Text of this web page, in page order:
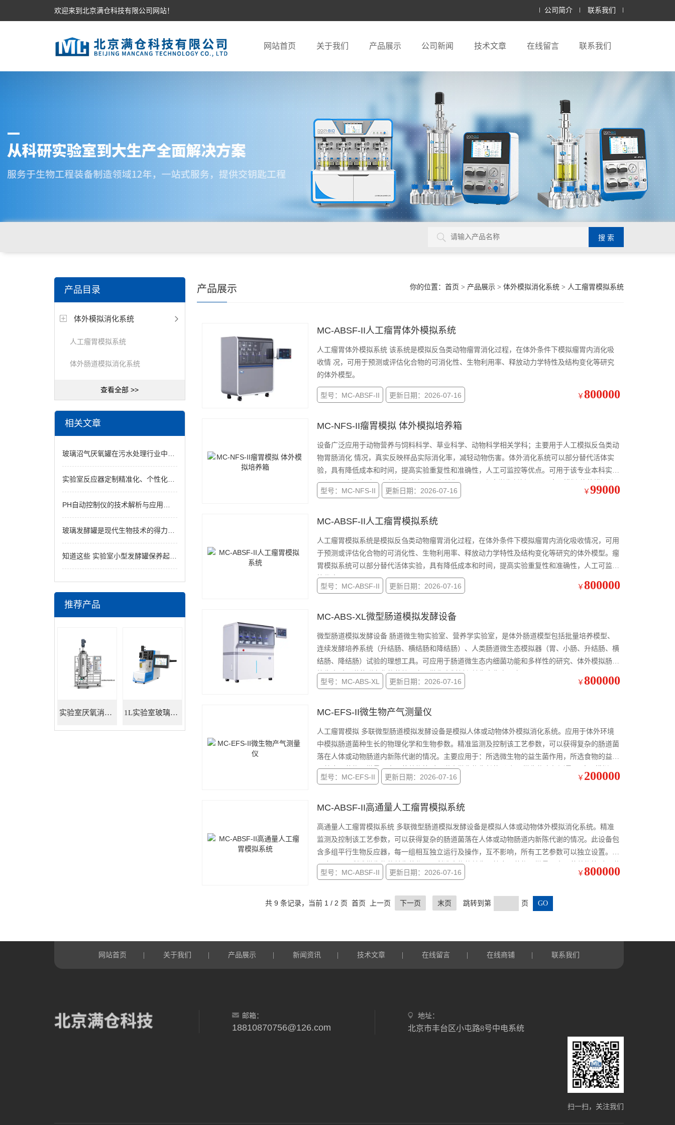
欢迎来到北京满仓科技有限公司网站！ 公司简介 联系我们
网站首页 关于我们 产品展示 公司新闻 技术文章 在线留言 联系我们
产品目录
体外模拟消化系统
人工瘤胃模拟系统
体外肠道模拟消化系统
查看全部 >>
相关文章
玻璃沼气厌氧罐在污水处理行业中是怎么样的存在
实验室反应器定制精准化、个性化的科研之路
PH自动控制仪的技术解析与应用指南
玻璃发酵罐是现代生物技术的得力助手
知道这些 实验室小型发酵罐保养起来更轻松
推荐产品
实验室厌氧消化罐 餐厨垃圾沼气发酵 1L实验室玻璃发酵罐
你的位置： 首页 > 产品展示 > 体外模拟消化系统 > 人工瘤胃模拟系统
产品展示
MC-ABSF-II人工瘤胃体外模拟系统
人工瘤胃体外模拟系统 该系统是模拟反刍类动物瘤胃消化过程，在体外条件下模拟瘤胃内消化吸
收情 况，可用于预测或评估化合物的可消化性、生物利用率、释放动力学特性及结构变化等研究
的体外模型。
型号：MC-ABSF-II 更新日期：2026-07-16 ￥ 800000
MC-NFS-II瘤胃模拟 体外模拟培养箱
设备广泛应用于动物营养与饲料科学、草业科学、动物科学相关学科；主要用于人工模拟反刍类动
物胃肠消化 情况，真实反映样品实际消化率，减轻动物伤害。体外消化系统可以部分替代活体实
验，具有降低成本和时间，提高实验重复性和准确性，人工可监控等优点。可用于该专业本科实验
课程、研究生实验、本科毕业论文以及本科生SRT项目和大学生创新项目。 瘤胃模拟 体外模拟培
养箱
型号：MC-NFS-II 更新日期：2026-07-16 ￥ 99000
MC-ABSF-II人工瘤胃模拟系统
人工瘤胃模拟系统是模拟反刍类动物瘤胃消化过程，在体外条件下模拟瘤胃内消化吸收情况，可用
于预测或评估化合物的可消化性、生物利用率、释放动力学特性及结构变化等研究的体外模型。瘤
胃模拟系统可以部分替代活体实验，具有降低成本和时间，提高实验重复性和准确性，人工可监控
等优点。
型号：MC-ABSF-II 更新日期：2026-07-16 ￥ 800000
MC-ABS-XL微型肠道模拟发酵设备
微型肠道模拟发酵设备 肠道微生物实验室、营养学实验室，是体外肠道模型包括批量培养模型、
连续发酵培养系统（升结肠、横结肠和降结肠）、人类肠道微生态模拟器（胃、小肠、升结肠、横
结肠、降结肠）试验的理想工具。可应用于肠道微生态内细菌功能和多样性的研究、体外模拟肠道
抗生素对肠道菌群变化的药效研究、微生态制剂和益生素生产研究。
型号：MC-ABS-XL 更新日期：2026-07-16 ￥ 800000
MC-EFS-II微生物产气测量仪
人工瘤胃模拟 多联微型肠道模拟发酵设备是模拟人体或动物体外模拟消化系统。应用于体外环境
中模拟肠道菌种生长的物理化学和生物参数。精准监测及控制该工艺参数，可以获得复杂的肠道菌
落在人体或动物肠道内新陈代谢的情况。主要应用于：所选微生物的益生菌作用，所选食物的益生
型号：MC-EFS-II 更新日期：2026-07-16 ￥ 200000
MC-ABSF-II高通量人工瘤胃模拟系统
高通量人工瘤胃模拟系统 多联微型肠道模拟发酵设备是模拟人体或动物体外模拟消化系统。精准
监测及控制该工艺参数，可以获得复杂的肠道菌落在人体或动物肠道内新陈代谢的情况。此设备包
含多组平行生物反应器，每一组相互独立运行及操作，互不影响，所有工艺参数可以独立设置。主
要应用于：所选微生物的益生菌作用，所选食物的益生元效应，药物、微量元素，营养物等对肠道
内微生物生长的影响。
型号：MC-ABSF-II 更新日期：2026-07-16 ￥ 800000
共 9 条记录，当前 1 / 2 页 首页 上一页 下一页 末页 跳转到第 页
网站首页 关于我们 产品展示 新闻资讯 技术文章 在线留言 在线商铺 联系我们
邮箱：
18810870756@126.com
地址：
北京市丰台区小屯路8号中电系统
扫一扫，关注我们